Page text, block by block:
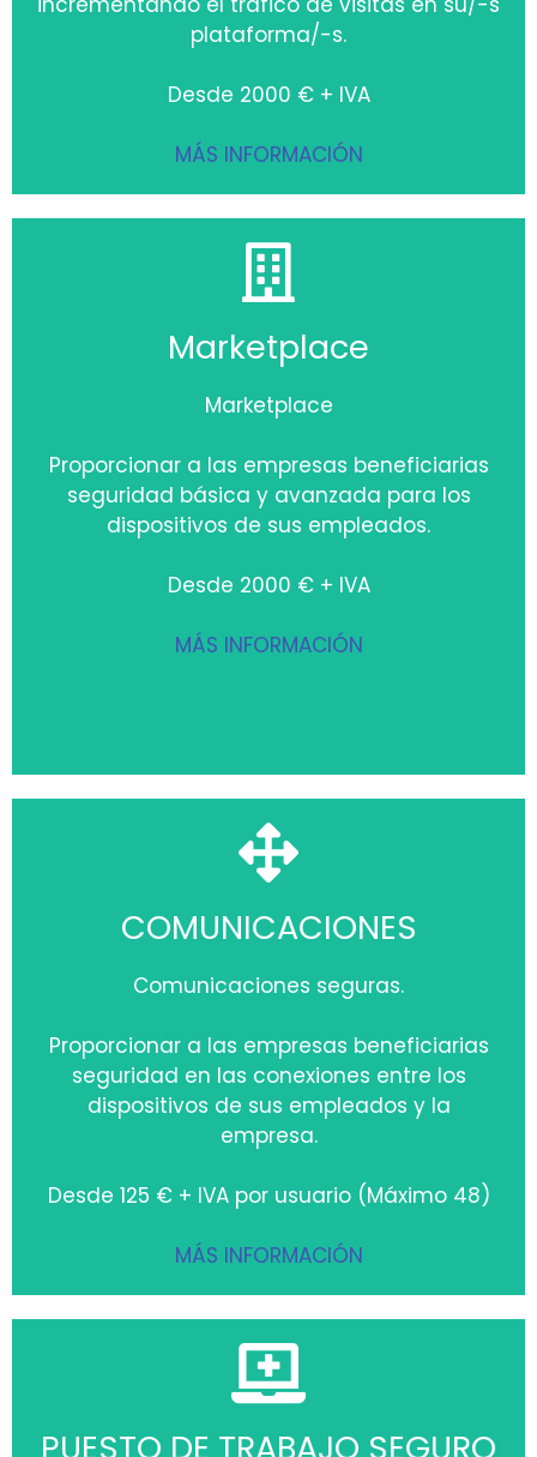
plataforma/-s.
Desde 2000 € + IVA
MÁS INFORMACIÓN
Marketplace
Marketplace
Proporcionar a las empresas beneficiarias
seguridad básica y avanzada para los
dispositivos de sus empleados.
Desde 2000 € + IVA
MÁS INFORMACIÓN
COMUNICACIONES
Comunicaciones seguras.
Proporcionar a las empresas beneficiarias
seguridad en las conexiones entre los
dispositivos de sus empleados y la
empresa.
Desde 125 € + IVA por usuario (Máximo 48)
MÁS INFORMACIÓN
PUESTO DE TRABAJO SEGURO